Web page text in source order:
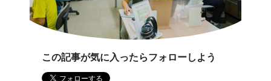
この記事が気に入ったらフォローしよう